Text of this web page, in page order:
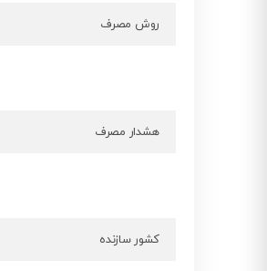
روش مصرف
هشدار مصرف
کشور سازنده